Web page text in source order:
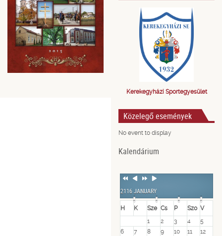
Kerekegyházi Sportegyesület
Közelegő események
No event to display
Kalendárium
Previous
Previous
NextNext
2116 JANUARY
H K Sze Cs P Szo V
1
2 3 4
5
6
7 8 9 10 11
12